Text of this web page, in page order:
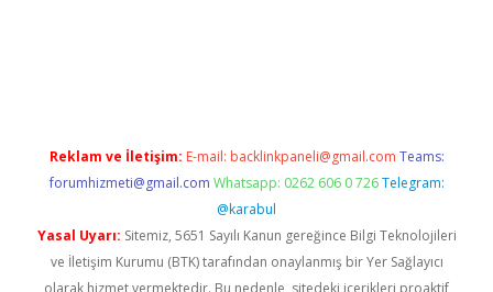
Reklam ve İletişim: E-mail: backlinkpaneli@gmail.com Teams:
forumhizmeti@gmail.com Whatsapp: 0262 606 0 726 Telegram:
@karabul
Yasal Uyarı: Sitemiz, 5651 Sayılı Kanun gereğince Bilgi Teknolojileri
ve İletişim Kurumu (BTK) tarafından onaylanmış bir Yer Sağlayıcı
olarak hizmet vermektedir. Bu nedenle, sitedeki içerikleri proaktif